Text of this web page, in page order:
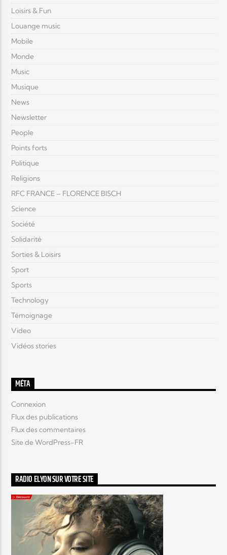
Loisirs & Fun
Louange music
Mobile
Monde
Music
Musique
News
Newsletter
People
Points forts
Politique
Religions
RFC FRANCE – FLORENCE BISCH
Science
Société
Solidarité
Sorties & Loisirs
Sport
Sports
Technology
Témoignage
Video
Vidéos stories
MÉTA
Connexion
Flux des publications
Flux des commentaires
Site de WordPress-FR
RADIO ELYON SUR VOTRE SITE